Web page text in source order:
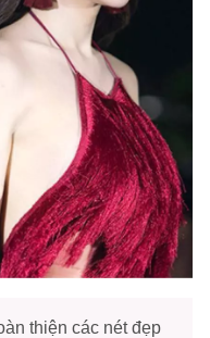
thiện các nét đẹp